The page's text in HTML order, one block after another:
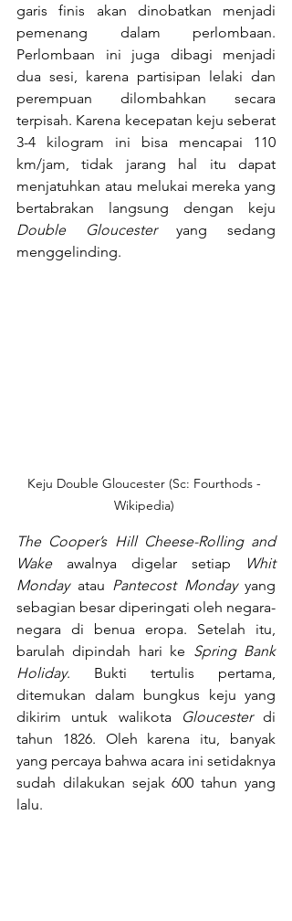
garis finis akan dinobatkan menjadi
pemenang dalam perlombaan.
Perlombaan ini juga dibagi menjadi
dua sesi, karena partisipan lelaki dan
perempuan dilombahkan secara
terpisah. Karena kecepatan keju seberat
3-4 kilogram ini bisa mencapai 110
km/jam, tidak jarang hal itu dapat
menjatuhkan atau melukai mereka yang
Double Gloucester yang sedang
menggelinding.
Keju Double Gloucester (Sc: Fourthods -
Wikipedia)
The Cooper’s Hill Cheese-Rolling and
Wake awalnya digelar setiap
Whit
Monday atau Pantecost Monday yang
sebagian besar diperingati oleh negara-
negara di benua eropa. Setelah itu,
barulah dipindah hari ke Spring Bank
Holiday. Bukti tertulis pertama,
ditemukan dalam bungkus keju yang
dikirim untuk walikota
Gloucester di
tahun 1826. Oleh karena itu, banyak
yang percaya bahwa acara ini setidaknya
sudah dilakukan sejak 600 tahun yang
lalu.